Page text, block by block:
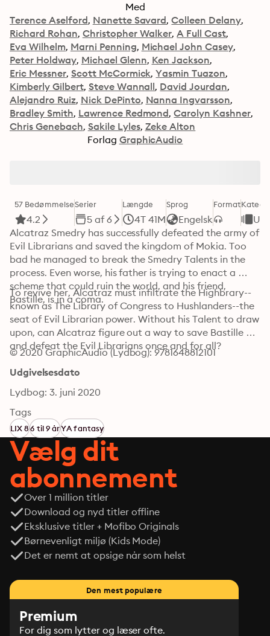
Med
Terence Aselford Nanette Savard Colleen Delany
Richard Rohan Christopher Walker A Full Cast
Eva Wilhelm Marni Penning Michael John Casey
Peter Holdway Michael Glenn Ken Jackson
Eric Messner Scott McCormick Yasmin Tuazon
Kimberly Gilbert Steve Wannall David Jourdan
Alejandro Ruiz Nick DePinto Nanna Ingvarsson
Bradley Smith Lawrence Redmond Carolyn Kashner
Chris Genebach Sakile Lyles Zeke Alton
Forlag GraphicAudio
57 Bedømmelse
4.2
Serier
5 af 6
Længde
4T 41M
Sprog
Engelsk
Format
Alcatraz Smedry has successfully defeated the army of
Evil Librarians and saved the kingdom of Mokia. Too
bad he managed to break the Smedry Talents in the
process. Even worse, his father is trying to enact a
scheme that could ruin the world, and his friend,
Bastille, is in a coma.
To revive her, Alcatraz must infiltrate the Highbrary--
known as The Library of Congress to Hushlanders--the
seat of Evil Librarian power. Without his Talent to draw
upon, can Alcatraz figure out a way to save Bastille
and defeat the Evil Librarians once and for all?
© 2020 GraphicAudio (Lydbog): 9781648812101
Udgivelsesdato
Lydbog: 3. juni 2020
Tags
LIX 86 til 9 årYA fantasy
Vælg dit
abonnement
Over 1 million titler
Download og nyd titler offline
Eksklusive titler + Mofibo Originals
Børnevenligt miljø (Kids Mode)
Det er nemt at opsige når som helst
Den mest populære
Premium
For dig som lytter og læser ofte.